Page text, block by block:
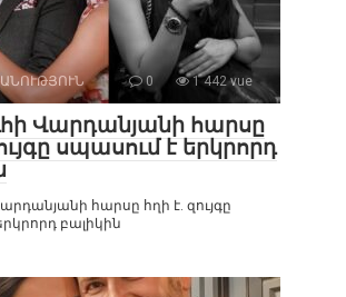
0 1 442 vue
Վարդանյանի հարսը
սպասում է երկրորդ
հարսը հղի է. զույգը
բալիկին